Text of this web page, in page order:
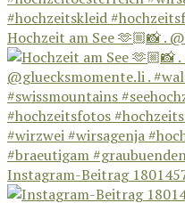
Hochzeit am See 🫶🏼📸 .
Instagram-Beitrag